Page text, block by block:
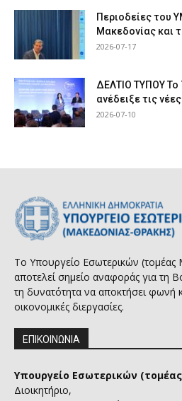
Περιοδείες του
Μακεδονίας και
2026-07-17
ΔΕΛΤΙΟ ΤΥΠΟΥ Το
ανέδειξε τις
2026-07-10
Το Υπουργείο Εσωτερικών (τομέας
αποτελεί σημείο αναφοράς για τη
τη δυνατότητα να αποκτήσει φωνή
οικονομικές διεργασίες.
ΕΠΙΚΟΙΝΩΝΙΑ
Υπουργείο Εσωτερικών
Διοικητήριο,